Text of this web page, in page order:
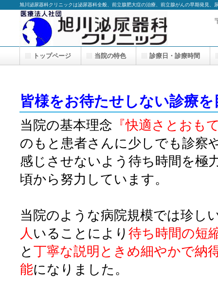
旭川泌尿器科クリニックは泌尿器科全般、前立腺肥大症の治療、前立腺がんの早期発見
皆様をお待たせしない診療
当院の基本理念 『快適さとおも
のもと患者さんに少しでも診察
感じさせないよう待ち時間を極
頃から努力しています。
当院のような病院規模では珍し
人 いることにより待ち時間の短
と丁寧な説明ときめ細やかで納
能になりました。
トップページ 当院の特色 診療日・診療時間